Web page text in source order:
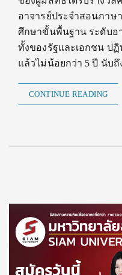
อาจารย์ประจำสอนภาษ
ศึกษาขั้นพื้นฐาน ระดับอ
ทั้งของรัฐและเอกชน ป
แล้วไม่น้อยกว่า 5 ปี นับ
CONTINUE READING